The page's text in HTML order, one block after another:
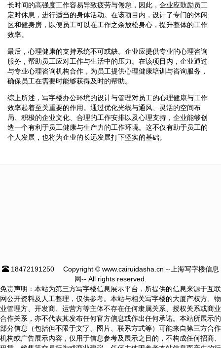
长时间的高强度工作容易导致疲劳与倦怠，因此，企业应鼓励员工
定时休息，进行适当的身体活动。在该项目内，设计了专门的休闲
区和健身房，以便员工可以在工作之余放松身心，提升整体的工作
效率。
最后，心理健康的支持系统不可或缺。企业应提供专业的心理咨询
服务，帮助员工应对工作与生活中的压力。在该项目内，企业通过
与专业心理咨询机构合作，为员工提供心理健康培训与咨询服务，
确保员工在需要时能够获得及时的帮助。
综上所述，写字楼办公环境的设计与管理对员工的心理健康与工作
效率起着至关重要的作用。通过优化光线与通风、灵活的空间布
局、积极的企业文化、合理的工作安排以及心理支持，企业能够创
造一个有利于员工健康与生产力的工作环境。这不仅有助于员工的
个人发展，也将为企业的长远发展打下坚实的基础。
18472191250
Copyright © www.cairuidasha.cn --上海写字楼信息
网-- All rights reserved.
免责声明：本站为第三方写字楼信息展示平台，所提供的信息来源于互联
网公开资料及人工整理，仅供参考。本站与相关写字楼的大厦产权方、物
业管理方、开发商、运营方等主体不存在任何隶属关系、授权关系或商业
合作关系，亦不代表其发布任何官方信息或作出任何承诺。本站所展示的
部分信息（包括但不限于文字、图片、联系方式等）可能来自第三方合作
机构或广告展示内容，仅用于信息参考及展示之目的，不构成任何招商、